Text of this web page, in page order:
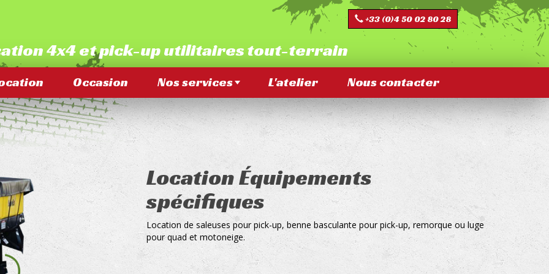
4x4 et pick-up utilitaires tout-terrain
+33 (0)4 50 02 80 28
Occasion Nos services L'atelier Nous contacter
Location Équipements
spécifiques
Location de saleuses pour pick-up, benne basculante pour pick-up, remorque ou luge
pour quad et motoneige.